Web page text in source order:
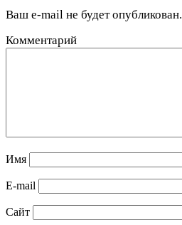
Ваш e-mail не будет опубликован.
Комментарий
Имя
E-mail
Сайт